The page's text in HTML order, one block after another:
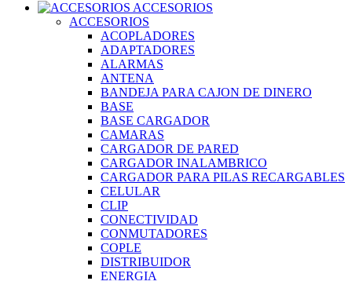
ACCESORIOS
ACCESORIOS
ACOPLADORES
ADAPTADORES
ALARMAS
ANTENA
BANDEJA PARA CAJON DE DINERO
BASE
BASE CARGADOR
CAMARAS
CARGADOR DE PARED
CARGADOR INALAMBRICO
CARGADOR PARA PILAS RECARGABLES
CELULAR
CLIP
CONECTIVIDAD
CONMUTADORES
COPLE
DISTRIBUIDOR
ENERGIA